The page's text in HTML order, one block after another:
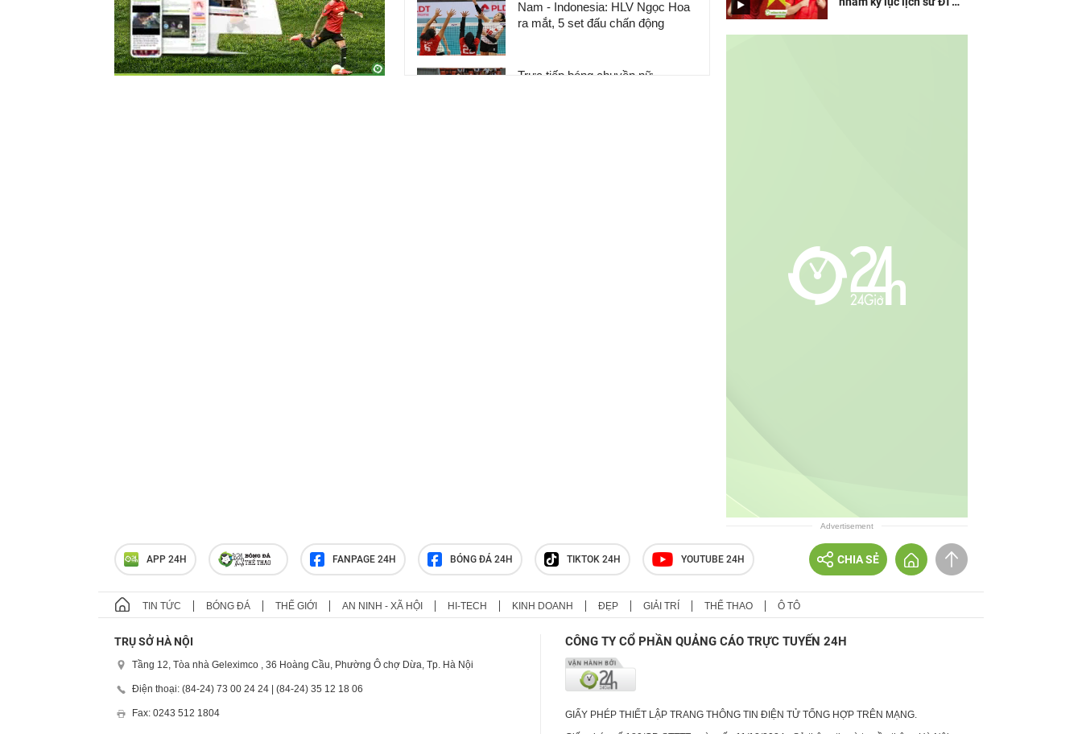
Nam - Indonesia: HLV Ngọc Hoa
ra mắt, 5 set đấu chấn động
Trực tiếp bóng chuyền nữ
Advertisement
APP 24H FANPAGE 24H BÓNG ĐÁ 24H TIKTOK 24H YOUTUBE 24H CHIA SẺ
TIN TỨC BÓNG ĐÁ THẾ GIỚI AN NINH - XÃ HỘI HI-TECH KINH DOANH ĐẸP GIẢI TRÍ THỂ THAO Ô TÔ
TRỤ SỞ HÀ NỘI
Tầng 12, Tòa nhà Geleximco , 36 Hoàng Cầu, Phường Ô chợ Dừa, Tp. Hà Nội
Điện thoại: (84-24) 73 00 24 24 | (84-24) 35 12 18 06
Fax: 0243 512 1804
CÔNG TY CỔ PHẦN QUẢNG CÁO TRỰC TUYẾN 24H
GIẤY PHÉP THIẾT LẬP TRANG THÔNG TIN ĐIỆN TỬ TỔNG HỢP TRÊN MẠNG.